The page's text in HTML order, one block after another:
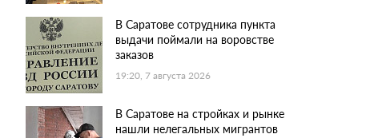
В Саратове сотрудника пункта
выдачи поймали на воровстве
заказов
19:20, 7 августа 2026
В Саратове на стройках и рынке
нашли нелегальных мигрантов